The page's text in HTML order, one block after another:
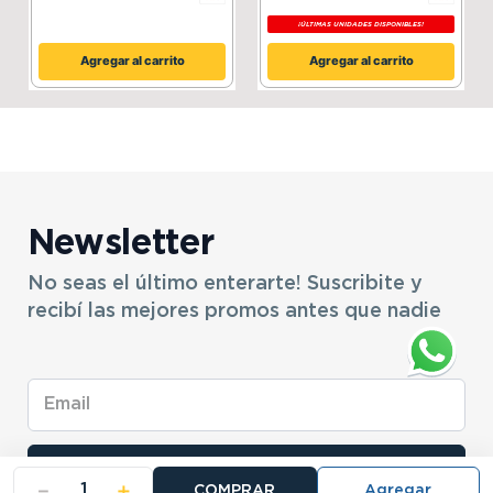
Agregar al carrito
¡ÚLTIMAS UNIDADES DISPONIBLES!
Agregar al carrito
Newsletter
No seas el último enterarte! Suscribite y
recibí las mejores promos antes que nadie
Enviar